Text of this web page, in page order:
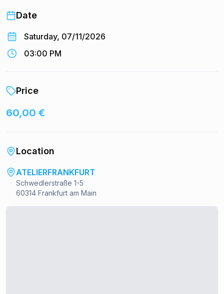
alle, die das Malen und Zeichnen in Frankfurt am Main
Date
Saturday, 07/11/2026
03:00 PM
Price
60,00 €
Location
ATELIERFRANKFURT
Schwedlerstraße 1-5
60314 Frankfurt am Main